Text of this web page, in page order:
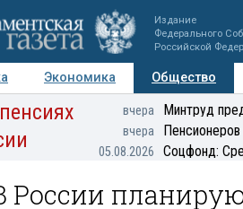
Издание
Федерального
Российской
Экономика Общество
Персоны Мнения
вчера Минтруд
вчера
05.08.2026 Соцфонд:
России